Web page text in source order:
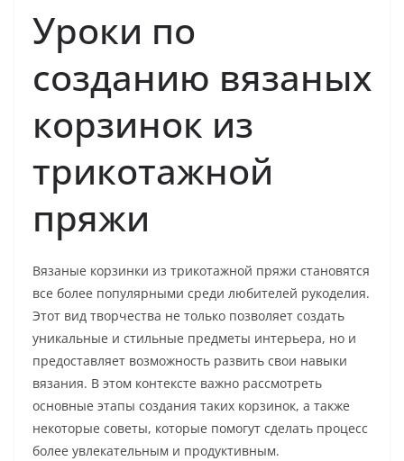
Уроки по
созданию вязаных
корзинок из
трикотажной
пряжи
Вязаные корзинки из трикотажной пряжи становятся
все более популярными среди любителей рукоделия.
Этот вид творчества не только позволяет создать
уникальные и стильные предметы интерьера, но и
предоставляет возможность развить свои навыки
вязания. В этом контексте важно рассмотреть
основные этапы создания таких корзинок, а также
некоторые советы, которые помогут сделать процесс
более увлекательным и продуктивным.